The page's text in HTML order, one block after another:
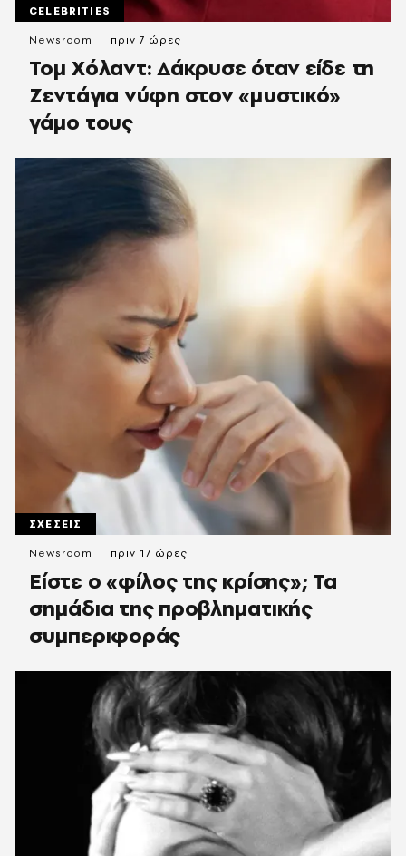
CELEBRITIES
Τομ Χόλαντ: Δάκρυσε όταν είδε τη
Ζεντάγια νύφη στον «μυστικό»
γάμο τους
Newsroom πριν 7 ώρες
ΣΧΕΣΕΙΣ
Είστε ο «φίλος της κρίσης»; Τα
σημάδια της προβληματικής
συμπεριφοράς
Newsroom πριν 17 ώρες